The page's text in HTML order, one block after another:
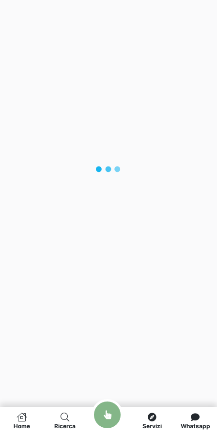
Home Ricerca Servizi Whatsapp